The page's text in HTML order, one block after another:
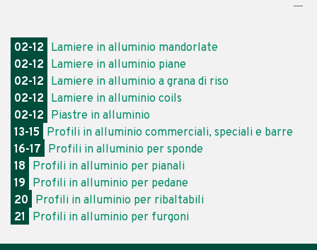
02-12 Lamiere in alluminio mandorlate
02-12 Lamiere in alluminio piane
02-12 Lamiere in alluminio a grana di riso
02-12 Lamiere in alluminio coils
02-12 Piastre in alluminio
13-15 Profili in alluminio commerciali, speciali e barre
16-17 Profili in alluminio per sponde
18 Profili in alluminio per pianali
19 Profili in alluminio per pedane
20 Profili in alluminio per ribaltabili
21
Profili in alluminio per furgoni